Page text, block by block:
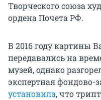
Творческого союза
ордена Почета РФ.
В 2016 году картины
передавались на
музей, однако
экспертная фондово-
установила, что